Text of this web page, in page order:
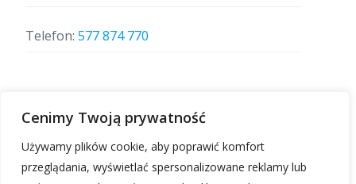
Cenimy Twoją prywatność
Używamy plików cookie, aby poprawić komfort
przeglądania, wyświetlać spersonalizowane reklamy lub
Telefon: 577 874 770